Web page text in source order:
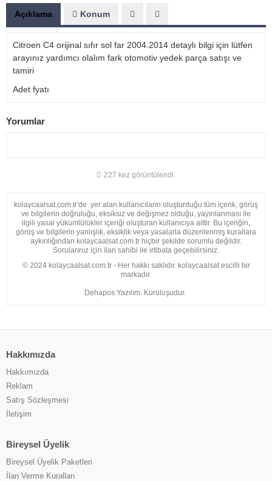
Açıklama Konum
Citroen C4 orijinal sıfır sol far 2004.2014 detaylı bilgi için lütfen
arayınız yardımcı olalım fark otomotiv yedek parça satışı ve
tamiri
Adet fyatı
Yorumlar
227 kez görüntülendi.
kolaycaalsat.com.tr'de yer alan kullanıcıların oluşturduğu tüm içerik, görüş
ve bilgilerin doğruluğu, eksiksiz ve değişmez olduğu, yayınlanması ile
ilgili yasal yükümlülükler içeriği oluşturan kullanıcıya aittir. Bu içeriğin,
görüş ve bilgilerin yanlışlık, eksiklik veya yasalarla düzenlenmiş kurallara
aykırılığından kolaycaalsat.com.tr hiçbir şekilde sorumlu değildir.
Sorularınız için ilan sahibi ile irtibata geçebilirsiniz.
© 2024 kolaycaalsat.com.tr - Her hakkı saklıdır. kolaycaalsat escilli bir
markadır.
Dehapos Yazılım. Kuruluşudur.
Hakkımızda
Hakkımızda
Reklam
Satış Sözleşmesi
İletişim
Bireysel Üyelik
Bireysel Üyelik Paketleri
İlan Verme Kuralları